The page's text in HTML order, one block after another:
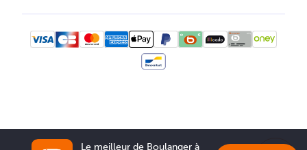
Le meilleur de Boulanger à